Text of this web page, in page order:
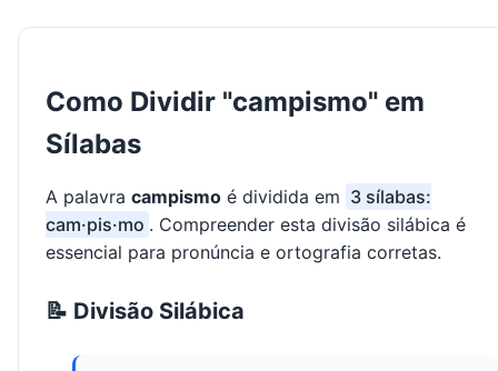
Como Dividir "campismo" em
Sílabas
A palavra campismo é dividida em 3 sílabas:
cam·pis·mo . Compreender esta divisão silábica é
essencial para pronúncia e ortografia corretas.
📝 Divisão Silábica